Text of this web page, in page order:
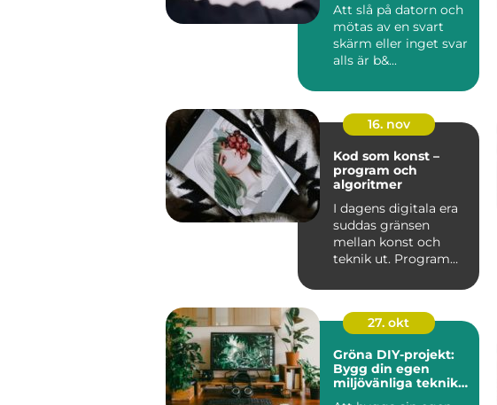
Att slå på datorn och
mötas av en svart
skärm eller inget svar
alls är b&...
16. nov
Kod som konst –
program och
algoritmer
I dagens digitala era
suddas gränsen
mellan konst och
teknik ut. Program
ska...
27. okt
Gröna DIY-projekt:
Bygg din egen
miljövänliga teknik